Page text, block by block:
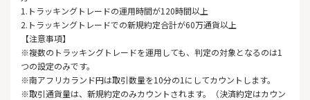
1.トラッキングトレードの運用時間が120時間以上
2.トラッキングトレードでの新規約定合計が60万通貨以上
【注意事項】
※複数のトラッキングトレードを運用しても、判定の対象となるのは1
つの設定のみです。
※南アフリカランド円は取引数量を10分の1にしてカウントします。
※取引通貨量は、新規約定のみカウントされます。（決済約定はカウン